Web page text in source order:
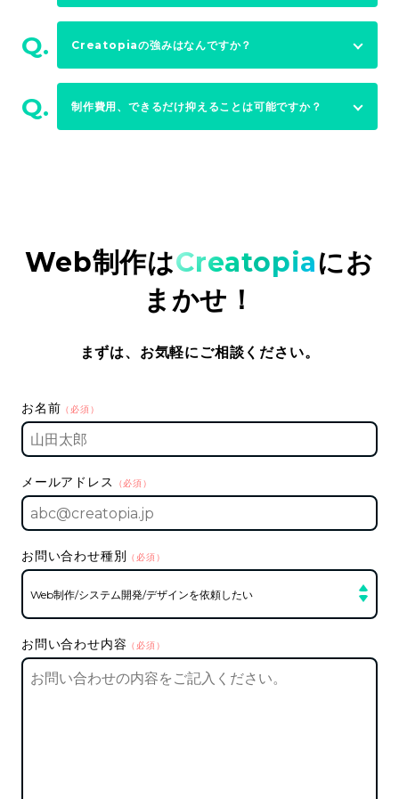
Q. Creatopiaの強みはなんですか？
Q. 制作費用、できるだけ抑えることは可能ですか？
Web制作はCreatopiaにお
まかせ！
まずは、お気軽にご相談ください。
お名前 （必須）
メールアドレス （必須）
お問い合わせ種別 （必須）
お問い合わせ内容 （必須）